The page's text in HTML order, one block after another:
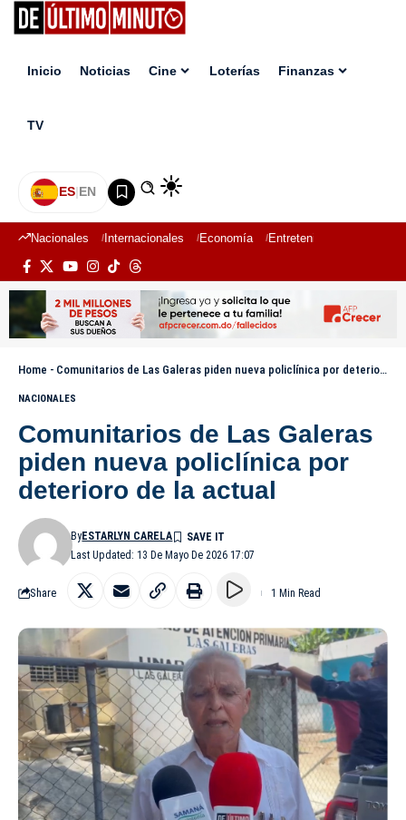
Inicio Noticias Cine Loterías Finanzas
TV
ES|EN
Nacionales Internacionales Economía Entretenimiento
Home - Comunitarios de Las Galeras piden nueva policlínica por deterioro de la actual
NACIONALES
Comunitarios de Las Galeras
piden nueva policlínica por
deterioro de la actual
Last Updated: 13 De Mayo De 2026 17:07
ByESTARLYN CARELA
Share 1 Min Read